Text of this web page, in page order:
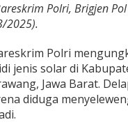
Polri, Brigjen
2025).
Polri
jenis solar di
Jawa Barat.
diduga